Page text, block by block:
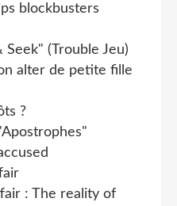
blockbusters
(Trouble Jeu)
alter de petite fille
?
: The reality of